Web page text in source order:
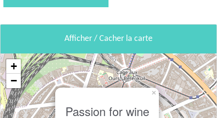
Afficher / Cacher la carte
Passion for wine
×
+
−